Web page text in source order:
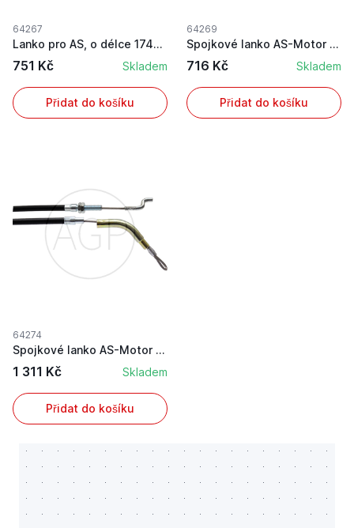
64267
Lanko pro AS, o délce 1740 mm
751 Kč Skladem
Přidat do košíku
64269
Spojkové lanko AS-Motor s délkou pouzdra 1480 m...
716 Kč Skladem
Přidat do košíku
64274
Spojkové lanko AS-Motor s délkou pouzdra 1310 m...
1 311 Kč Skladem
Přidat do košíku